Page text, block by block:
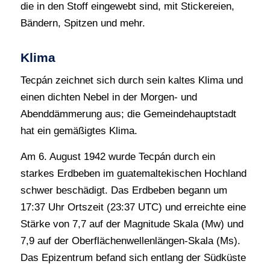
die in den Stoff eingewebt sind, mit Stickereien,
Bändern, Spitzen und mehr.
Klima
Tecpán zeichnet sich durch sein kaltes Klima und
einen dichten Nebel in der Morgen- und
Abenddämmerung aus; die Gemeindehauptstadt
hat ein gemäßigtes Klima.
Am 6. August 1942 wurde Tecpán durch ein
starkes Erdbeben im guatemaltekischen Hochland
schwer beschädigt. Das Erdbeben begann um
17:37 Uhr Ortszeit (23:37 UTC) und erreichte eine
Stärke von 7,7 auf der Magnitude Skala (Mw) und
7,9 auf der Oberflächenwellenlängen-Skala (Ms).
Das Epizentrum befand sich entlang der Südküste